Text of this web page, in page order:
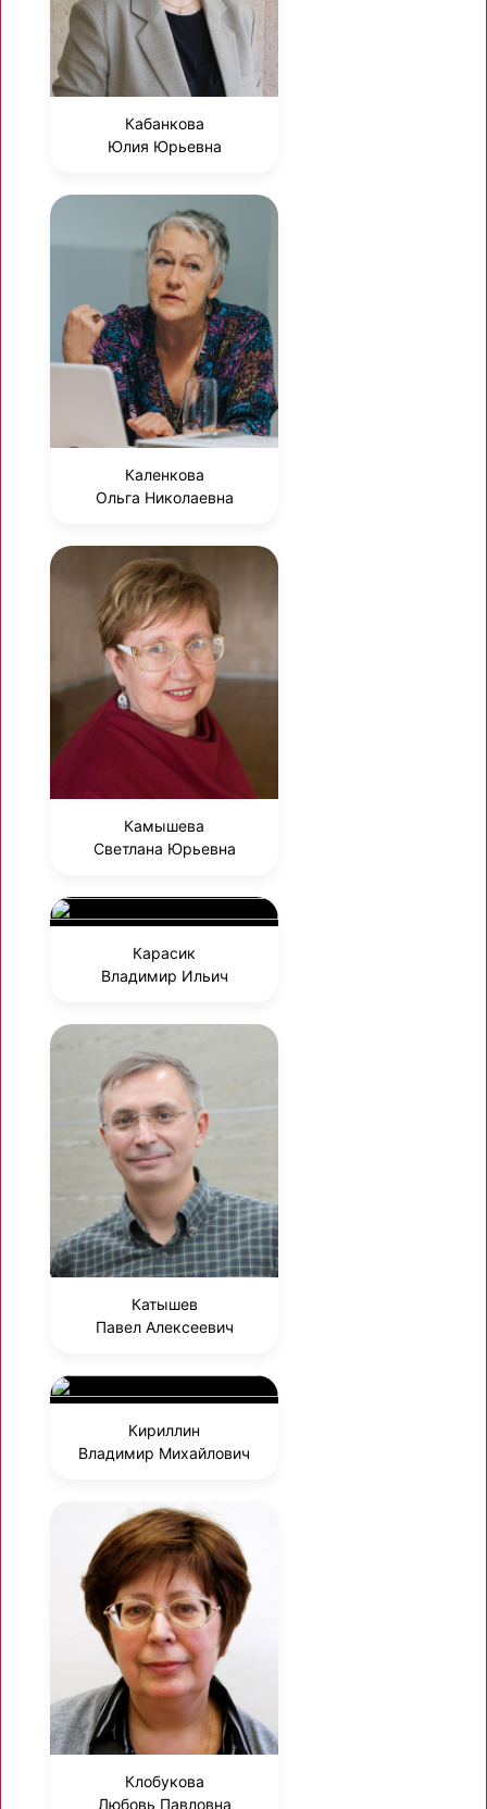
Кабанкова
Юлия Юрьевна
Каленкова
Ольга Николаевна
Камышева
Светлана Юрьевна
Карасик
Владимир Ильич
Катышев
Павел Алексеевич
Кириллин
Владимир Михайлович
Клобукова
Любовь Павловна